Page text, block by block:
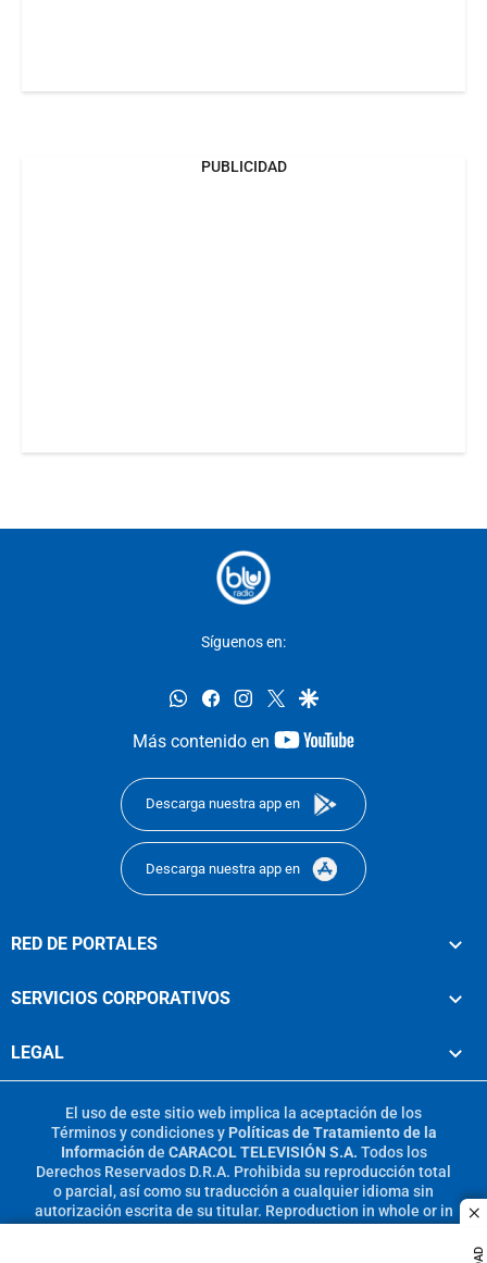
PUBLICIDAD
Síguenos en:
whatsappfacebookinstagram
twittergoogle
Más contenido en
youtube-
Descarga nuestra app en
Descarga nuestra app en
RED DE PORTALES
SERVICIOS CORPORATIVOS
LEGAL
El uso de este sitio web implica la aceptación de los
Términos y condicionesy Políticas de Tratamiento de la
Información de CARACOL TELEVISIÓN S.A. Todos los
Derechos Reservados D.R.A. Prohibida su reproducción total
o parcial, así como su traducción a cualquier idioma sin
autorización escrita de su titular. Reproduction in whole or in